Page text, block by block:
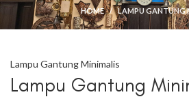
HOME LAMPU GANTUNG
Lampu Gantung Minimalis
Lampu Gantung